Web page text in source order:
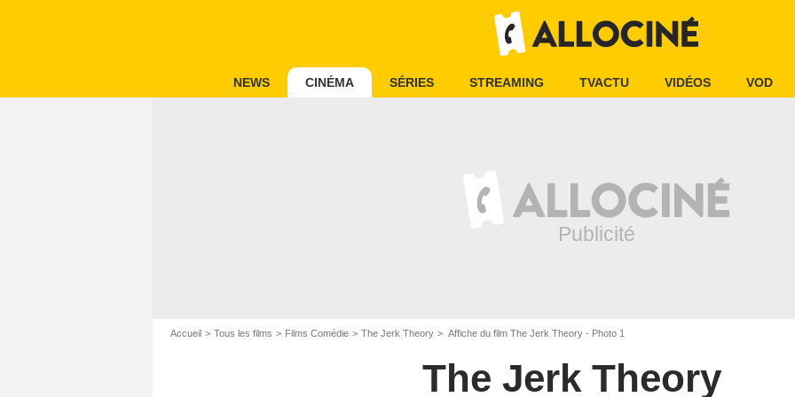
NEWS CINÉMA SÉRIES STREAMING TVACTU VIDÉOS VOD
Accueil Tous les films Films Comédie The Jerk Theory Affiche du film The Jerk Theory - Photo 1
The Jerk Theory